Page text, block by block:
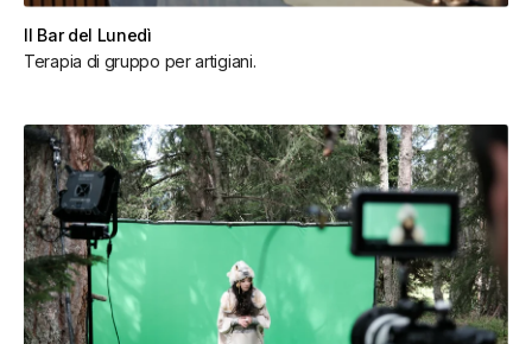
Il Bar del Lunedì
Terapia di gruppo per artigiani.